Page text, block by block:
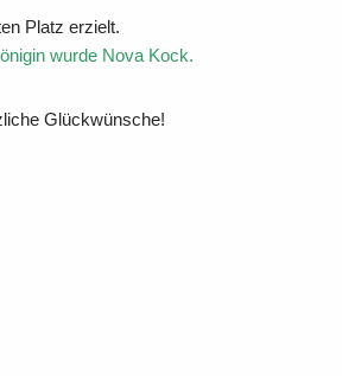
Platz erzielt.
wurde Nova Kock.
Glückwünsche!